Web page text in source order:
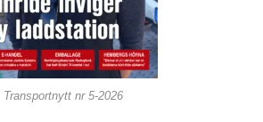
Transportnytt nr 5-2026